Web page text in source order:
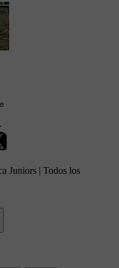
Juniors | Todos los